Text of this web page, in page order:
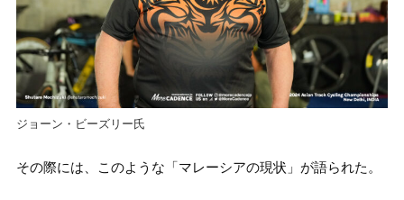
ジョーン・ビーズリー氏
その際には、このような「マレーシアの現状」が語られた。